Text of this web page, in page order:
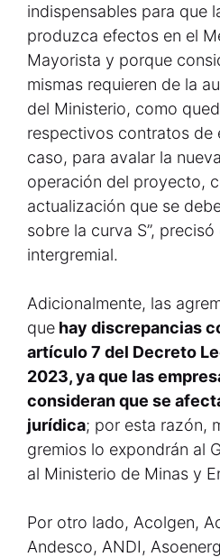
indispensables para que
produzca efectos en el
Mayorista y porque
mismas requieren de la
del Ministerio, como
respectivos contratos de
caso, para avalar la
operación del proyecto,
actualización que se
sobre la curva S”,
intergremial.
Adicionalmente, las
que hay discrepancias
artículo 7 del Decreto
2023, ya que las
consideran que se
jurídica; por esta razón,
gremios lo expondrán al
al Ministerio de Minas y
Por otro lado, Acolgen,
Andesco, ANDI,